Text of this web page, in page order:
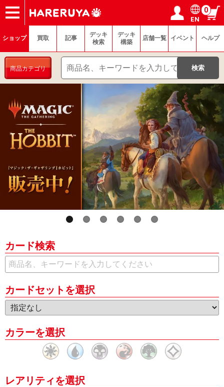
ショップ
買取
記事
デッキ検索
デッキ構築
選手一覧
店舗一覧
イベント
ヘルプ
お問い合わせ ログイン／会員登録
マイページ
EN
0
ショップ 買取 記事
デッキ
検索
デッキ
構築
店舗一覧 イベント ヘルプ
商品カテゴリ
カード検索
カードセットを選択
カラーを選択
レアリティを選択